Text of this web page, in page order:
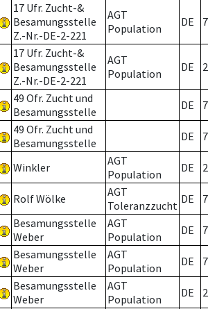
17 Ufr. Zucht-&
Besamungsstelle
Z.-Nr.-DE-2-221
AGT
Population
DE 7
17 Ufr. Zucht-&
Besamungsstelle
Z.-Nr.-DE-2-221
AGT
Population
DE 2
49 Ofr. Zucht und
Besamungsstelle
DE 7
49 Ofr. Zucht und
Besamungsstelle
DE 7
Winkler
AGT
Population
DE 2
Rolf Wölke
AGT
Toleranzzucht DE 7
Besamungsstelle
Weber
AGT
Population
DE 7
Besamungsstelle
Weber
AGT
Population
DE 7
Besamungsstelle
Weber
AGT
Population
DE 2